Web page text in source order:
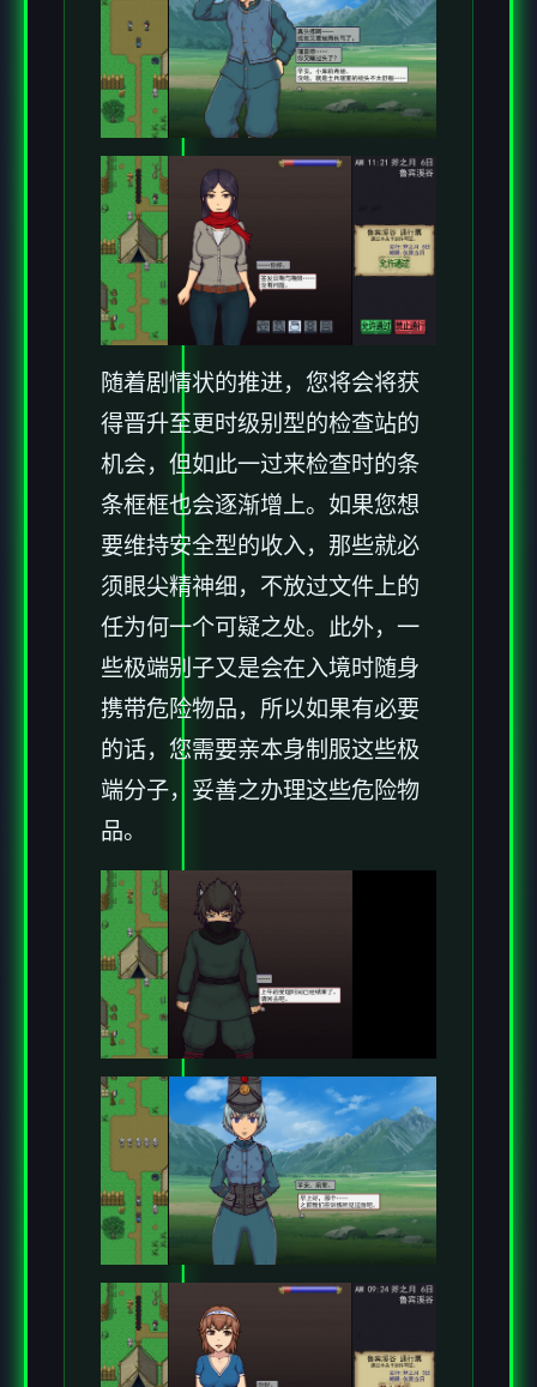
随着剧情状的推进，您将会将获
得晋升至更时级别型的检查站的
机会，但如此一过来检查时的条
条框框也会逐渐增上。如果您想
要维持安全型的收入，那些就必
须眼尖精神细，不放过文件上的
任为何一个可疑之处。此外，一
些极端别子又是会在入境时随身
携带危险物品，所以如果有必要
的话，您需要亲本身制服这些极
端分子，妥善之办理这些危险物
品。